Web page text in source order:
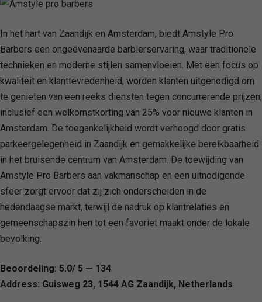
In het hart van Zaandijk en Amsterdam, biedt Amstyle Pro
Barbers een ongeëvenaarde barbierservaring, waar traditionele
technieken en moderne stijlen samenvloeien. Met een focus op
kwaliteit en klanttevredenheid, worden klanten uitgenodigd om
te genieten van een reeks diensten tegen concurrerende prijzen,
inclusief een welkomstkorting van 25% voor nieuwe klanten in
Amsterdam. De toegankelijkheid wordt verhoogd door gratis
parkeergelegenheid in Zaandijk en gemakkelijke bereikbaarheid
in het bruisende centrum van Amsterdam. De toewijding van
Amstyle Pro Barbers aan vakmanschap en een uitnodigende
sfeer zorgt ervoor dat zij zich onderscheiden in de
hedendaagse markt, terwijl de nadruk op klantrelaties en
gemeenschapszin hen tot een favoriet maakt onder de lokale
bevolking.
Beoordeling: 5.0/ 5 — 134
Address: Guisweg 23, 1544 AG Zaandijk, Netherlands